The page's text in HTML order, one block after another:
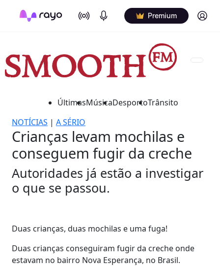
On Air Podcasts Premium Log in
ÚltimasMúsicaDesportoTrânsito
NOTÍCIAS | A SÉRIO
Crianças levam mochilas e
conseguem fugir da creche
Autoridades já estão a investigar
o que se passou.
Duas crianças, duas mochilas e uma fuga!
Duas crianças conseguiram fugir da creche onde
estavam no bairro Nova Esperança, no Brasil.